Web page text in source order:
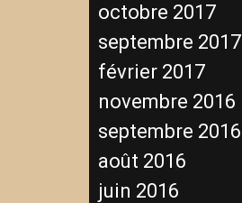
octobre 2017
septembre 2017
février 2017
novembre 2016
septembre 2016
août 2016
juin 2016